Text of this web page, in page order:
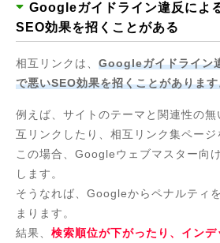
Googleガイドライン違反によ
SEO効果を招くことがある
相互リンクは、 Googleガイドライン
で悪いSEO効果を招くことがありま
例えば、サイトのテーマと関連性の
互リンクしたり、相互リンク集ページ
この場合、Googleウェブマスター向
します。
そうなれば、Googleからペナルティ
まります。
結果、 検索順位が下がったり、インデ